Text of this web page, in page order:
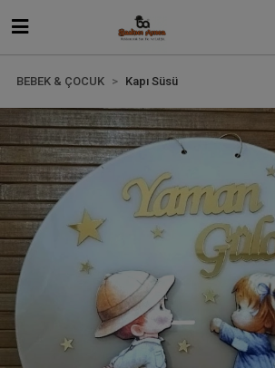
BEBEK & ÇOCUK Kapı Süsü